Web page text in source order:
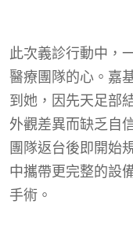
此次義診行動中，
醫療團隊的心。嘉
到她，因先天足部
外觀差異而缺乏自
團隊返台後即開始
中攜帶更完整的設
手術。